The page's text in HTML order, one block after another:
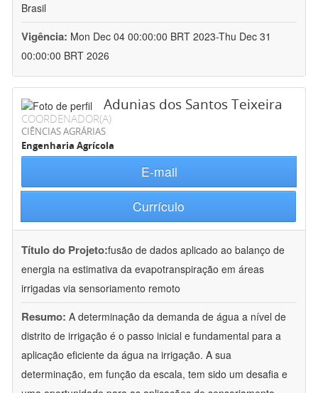
Brasil
Vigência: Mon Dec 04 00:00:00 BRT 2023-Thu Dec 31
00:00:00 BRT 2026
Adunias dos Santos Teixeira
COORDENADOR(A)
CIÊNCIAS AGRÁRIAS
Engenharia Agrícola
E-mail
Currículo
Título do Projeto:fusão de dados aplicado ao balanço de
energia na estimativa da evapotranspiração em áreas
irrigadas via sensoriamento remoto
Resumo: A determinação da demanda de água a nível de
distrito de irrigação é o passo inicial e fundamental para a
aplicação eficiente da água na irrigação. A sua
determinação, em função da escala, tem sido um desafia e